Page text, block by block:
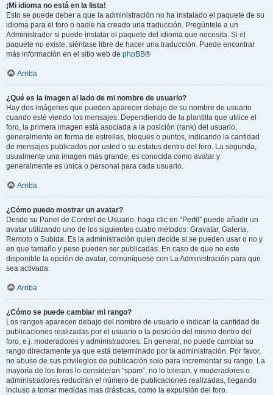
¡Mi idioma no está en la lista!
Esto se puede deber a que la administración no ha instalado el paquete de su
idioma para el foro o nadie ha creado una traducción. Pregúntele a un
Administrador si puede instalar el paquete del idioma que necesita. Si el
paquete no existe, siéntase libre de hacer una traducción. Puede encontrar
más información en el sitio web de phpBB®
Arriba
¿Qué es la imagen al lado de mi nombre de usuario?
Hay dos imágenes que pueden aparecer debajo de su nombre de usuario
cuando esté viendo los mensajes. Dependiendo de la plantilla que utilice el
foro, la primera imagen está asociada a la posición (rank) del usuario,
generalmente en forma de estrellas, bloques o puntos, indicando la cantidad
de mensajes publicados por usted o su estatus dentro del foro. La segunda,
usualmente una imagen más grande, es conocida como avatar y
generalmente es única o personal para cada usuario.
Arriba
¿Cómo puedo mostrar un avatar?
Desde su Panel de Control de Usuario, haga clic en “Perfil” puede añadir un
avatar utilizando uno de los siguientes cuatro métodos: Gravatar, Galería,
Remoto o Subida. Es la administración quien decide si se pueden usar o no y
en que tamaño y peso pueden ser publicadas. En caso de que no este
disponible la opción de avatar, comuníquese con La Administración para que
sea activada.
Arriba
¿Cómo se puede cambiar mi rango?
Los rangos aparecen debajo del nombre de usuario e indican la cantidad de
publicaciones realizadas por el usuario o la posición del mismo dentro del
foro, e.j. moderadores y administradores. En general, no puede cambiar su
rango directamente ya que está determinado por la administración. Por favor,
no abuse de sus privilegios de publicación solo para incrementar su rango. La
mayoría de los foros lo consideran “spam”, no lo toleran, y moderadores o
administradores reducirán el número de publicaciones realizadas, llegando
incluso a tomar medidas mas drásticas, como la expulsión del foro.